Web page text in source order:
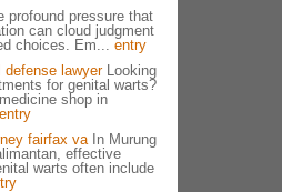
profound pressure that
can cloud judgment
choices. Em... entry
defense lawyerLooking
for genital warts?
shop in
entry
fairfax vaIn Murung
effective
warts often include